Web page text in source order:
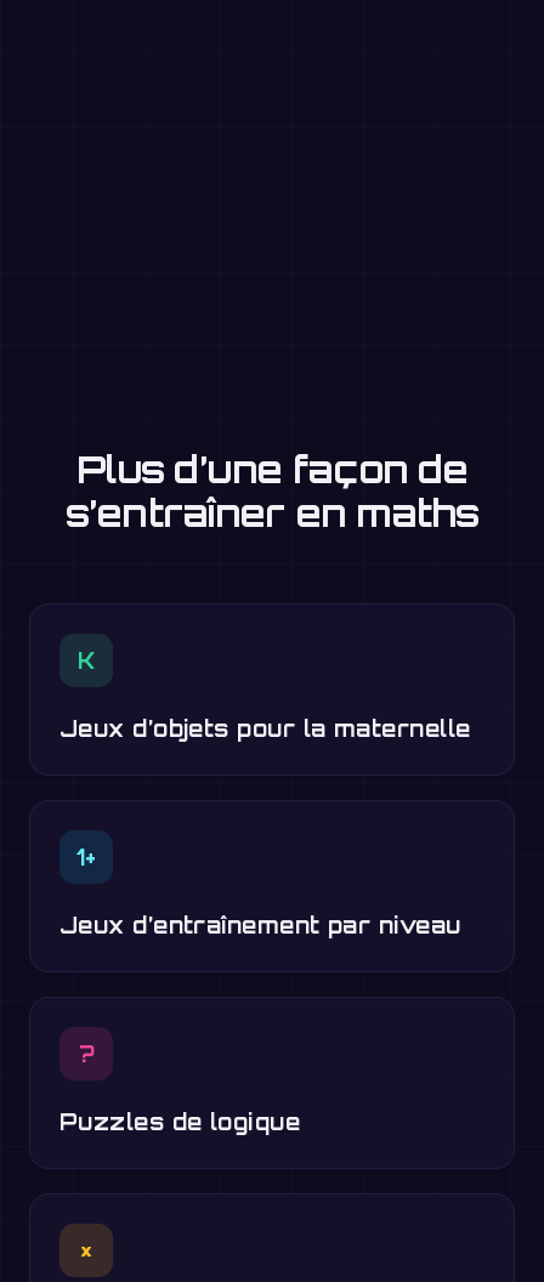
Plus d’une façon de
s’entraîner en maths
K
Jeux d’objets pour la maternelle
1+
Jeux d’entraînement par niveau
?
Puzzles de logique
×